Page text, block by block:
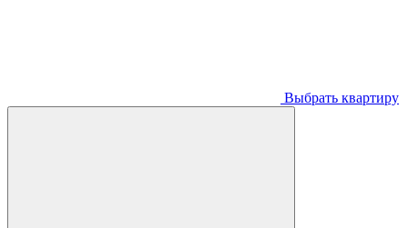
Выбрать квартиру